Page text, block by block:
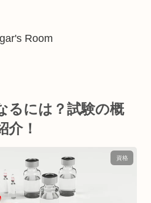
Room
るには？試験の概
介！
資格